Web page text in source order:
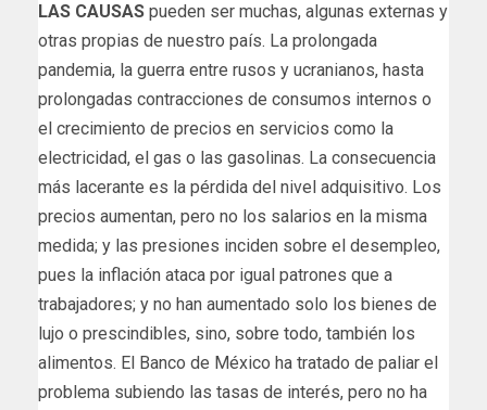
LAS CAUSAS pueden ser muchas, algunas externas y
otras propias de nuestro país. La prolongada
pandemia, la guerra entre rusos y ucranianos, hasta
prolongadas contracciones de consumos internos o
el crecimiento de precios en servicios como la
electricidad, el gas o las gasolinas. La consecuencia
más lacerante es la pérdida del nivel adquisitivo. Los
precios aumentan, pero no los salarios en la misma
medida; y las presiones inciden sobre el desempleo,
pues la inflación ataca por igual patrones que a
trabajadores; y no han aumentado solo los bienes de
lujo o prescindibles, sino, sobre todo, también los
alimentos. El Banco de México ha tratado de paliar el
problema subiendo las tasas de interés, pero no ha